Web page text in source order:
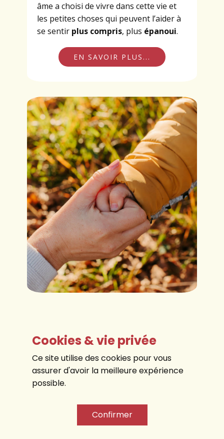
âme a choisi de vivre dans cette vie et
les petites choses qui peuvent l’aider à
se sentir plus compris, plus épanoui.
EN SAVOIR PLUS...
© 2025 Marjolaine Mamet / Crédit photos :
Marion Prioux
Politique de confidentialité & Cookies
Cookies & vie privée
Ce site utilise des cookies pour vous
assurer d'avoir la meilleure expérience
possible.
Confirmer